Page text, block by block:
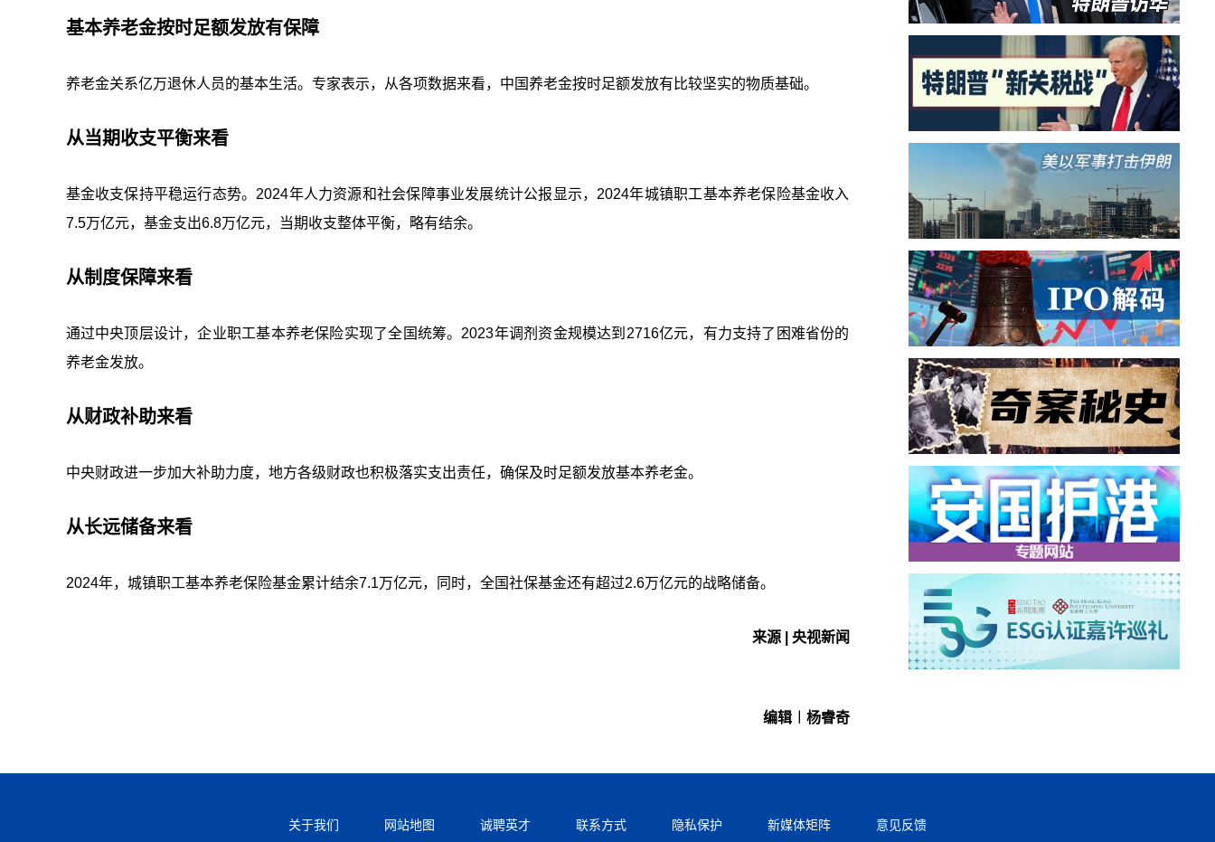
基本养老金按时足额发放有保障
养老金关系亿万退休人员的基本生活。专家表示，从各项数据来看，中国养老金按时足额发放有比较坚实的物质基础。
从当期收支平衡来看
基金收支保持平稳运行态势。2024年人力资源和社会保障事业发展统计公报显示，2024年城镇职工基本养老保险基金收入
7.5万亿元，基金支出6.8万亿元，当期收支整体平衡，略有结余。
从制度保障来看
通过中央顶层设计，企业职工基本养老保险实现了全国统筹。2023年调剂资金规模达到2716亿元，有力支持了困难省份的
养老金发放。
从财政补助来看
中央财政进一步加大补助力度，地方各级财政也积极落实支出责任，确保及时足额发放基本养老金。
从长远储备来看
2024年，城镇职工基本养老保险基金累计结余7.1万亿元，同时，全国社保基金还有超过2.6万亿元的战略储备。
来源 | 央视新闻
编辑︱杨睿奇
关于我们 网站地图 诚聘英才 联系方式 隐私保护 新媒体矩阵 意见反馈